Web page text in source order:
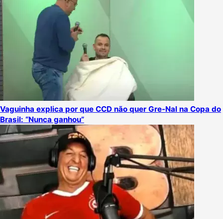
Vaguinha explica por que CCD não quer Gre-Nal na Copa do
Brasil: “Nunca ganhou”